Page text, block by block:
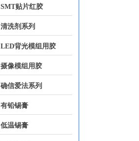
SMT贴片红胶
清洗剂系列
LED背光模组用胶
摄像模组用胶
确信爱法系列
有铅锡膏
低温锡膏